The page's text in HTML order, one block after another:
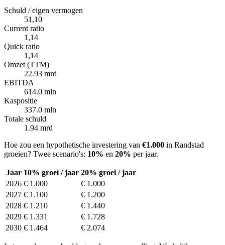
Schuld / eigen vermogen
51,10
Current ratio
1,14
Quick ratio
1,14
Omzet (TTM)
22.93 mrd
EBITDA
614.0 mln
Kaspositie
337.0 mln
Totale schuld
1.94 mrd
Hoe zou een hypothetische investering van €1.000 in Randstad
groeien? Twee scenario's: 10% en 20% per jaar.
Jaar 10% groei / jaar 20% groei / jaar
2026 € 1.000
€ 1.000
2027 € 1.100
€ 1.200
2028 € 1.210
€ 1.440
2029 € 1.331
€ 1.728
2030 € 1.464 € 2.074